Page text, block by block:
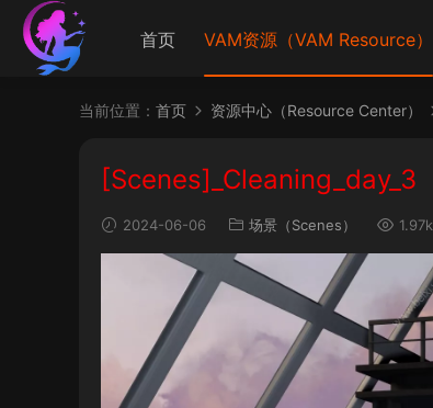
首页 VAM资源（VAM Resource）
当前位置： 首页 资源中心（Resource Center）
[Scenes]_Cleaning_day_3
2024-06-06 场景（Scenes） 1.97k